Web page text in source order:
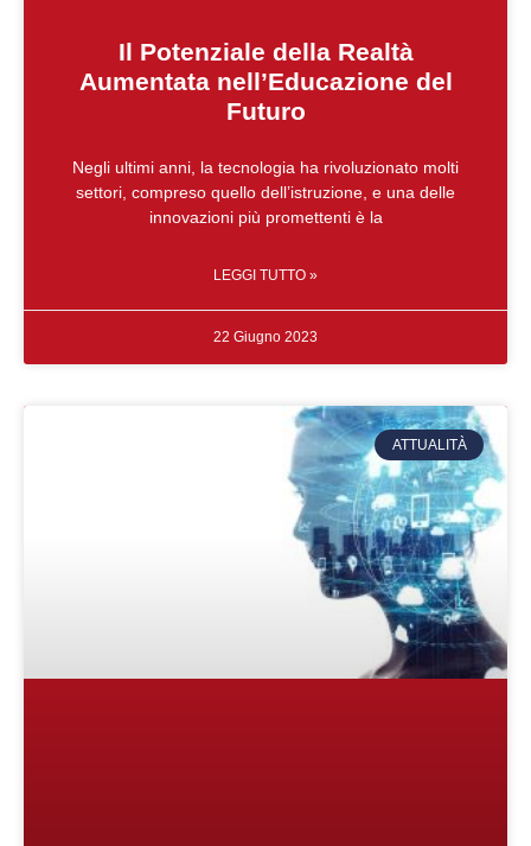
Il Potenziale della Realtà
Aumentata nell’Educazione del
Futuro
Negli ultimi anni, la tecnologia ha rivoluzionato molti
settori, compreso quello dell’istruzione, e una delle
innovazioni più promettenti è la
LEGGI TUTTO »
22 Giugno 2023
ATTUALITÀ